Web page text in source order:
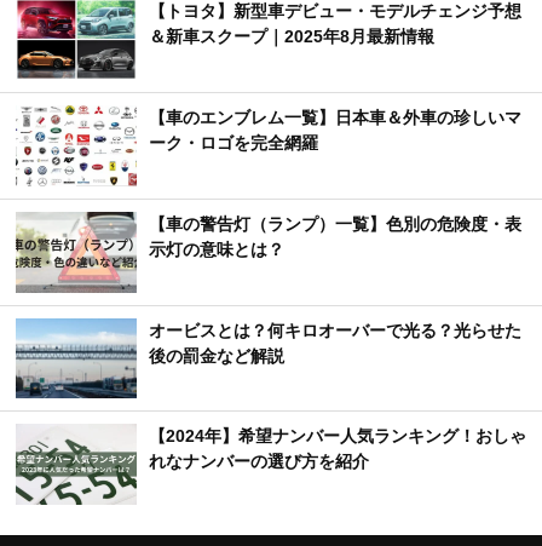
【トヨタ】新型車デビュー・モデルチェンジ予想
＆新車スクープ｜2025年8月最新情報
【車のエンブレム一覧】日本車＆外車の珍しいマ
ーク・ロゴを完全網羅
【車の警告灯（ランプ）一覧】色別の危険度・表
示灯の意味とは？
オービスとは？何キロオーバーで光る？光らせた
後の罰金など解説
【2024年】希望ナンバー人気ランキング！おしゃ
れなナンバーの選び方を紹介